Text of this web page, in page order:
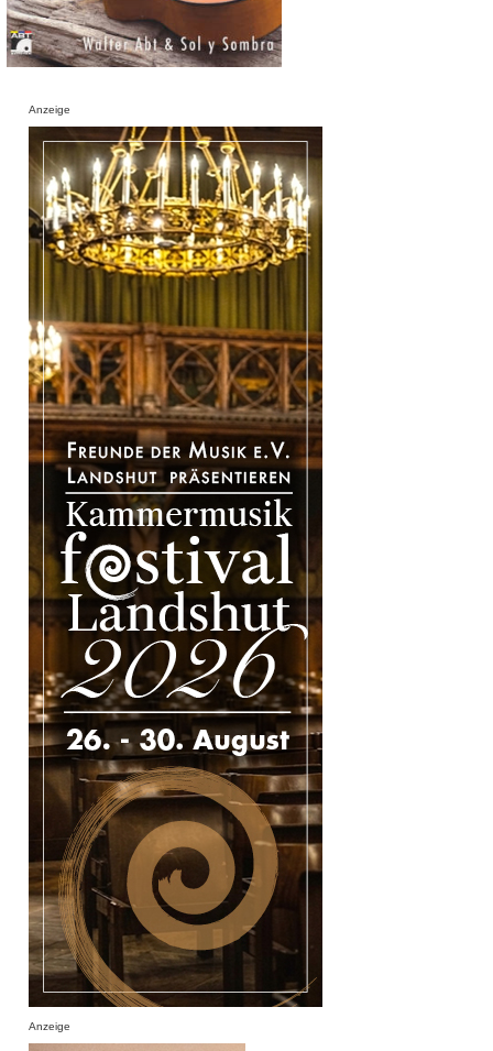
Anzeige
Anzeige